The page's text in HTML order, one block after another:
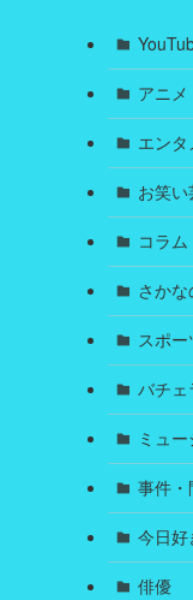
アニ
エンタ
お笑い
コラム
さか
スポー
バチェ
ミュ
事件・
今日好
俳優